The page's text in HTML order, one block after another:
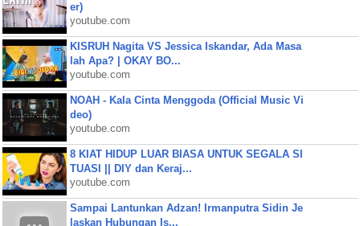
er)
youtube.com
KISRUH Nagita VS Jessica Iskandar, Ada Masa
lah Apa? | OKAY BO...
youtube.com
NOAH - Kala Cinta Menggoda (Official Music Vi
deo)
youtube.com
8 KIAT HIDUP LUAR BIASA UNTUK SEGALA SI
TUASI || DIY dan Keraj...
youtube.com
Sampai Lantunkan Adzan! Irmanputra Sidin Je
laskan Hubungan Is...